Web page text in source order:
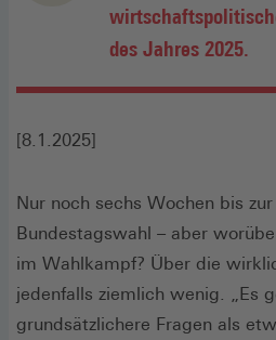
des Jahres 2025.
[8.1.2025]
Nur noch sechs Wochen bis
Bundestagswahl – aber
im Wahlkampf? Über die
jedenfalls ziemlich wenig. „Es
grundsätzlichere Fragen als